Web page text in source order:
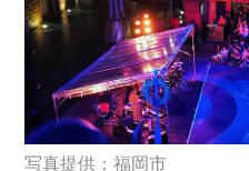
写真提供：福岡市